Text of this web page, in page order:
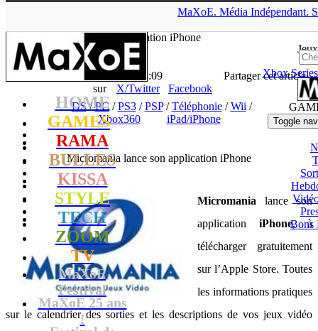
MaXoE. Média Indépendant.
HOME
GAMES
RAMA
BULLES
KISSA
STYLE
TECH
ZOOM
TV
MaXoE
Festival
MaXoE 25 ans
!
Jeux
Xbox
Toggle
Bons
application iPhone
- 02.11.10, 13:09
Partager cet article
sur
X/Twitter
Facebook
DS/PC/PS3/PSP/Téléphonie/Wii /
Xbox360
iPad/iPhone
Micromania lance son application iPhone
Micromania lance son
application iPhone, à
télécharger gratuitement
sur l’Apple Store. Toutes
les informations pratiques
sur le calendrier des sorties et les descriptions de vos jeux vidéo